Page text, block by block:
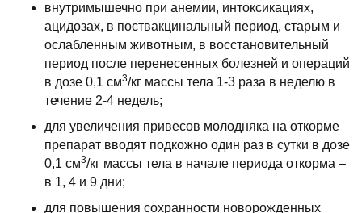
внутримышечно при анемии, интоксикациях,
ацидозах, в поствакцинальный период, старым и
ослабленным животным, в восстановительный
период после перенесенных болезней и операций
в дозе 0,1 см3/кг массы тела 1-3 раза в неделю в
течение 2-4 недель;
для увеличения привесов молодняка на откорме
препарат вводят подкожно один раз в сутки в дозе
0,1 см3/кг массы тела в начале периода откорма –
в 1, 4 и 9 дни;
для повышения сохранности новорожденных